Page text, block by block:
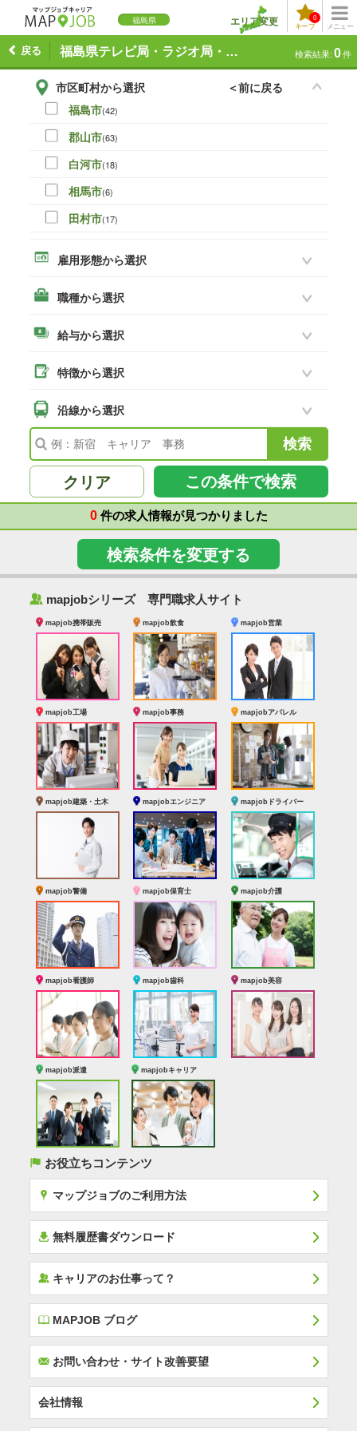
福島県
メニュー
キープ
0
エリア変更
福島県テレビ局・ラジオ局・編集プロダクションの求人一覧
戻る 検索結果: 0件
市区町村から選択
＜前に戻る
福島市(42)
郡山市(63)
白河市(18)
相馬市(6)
田村市(17)
いわき市(45)
須賀川市(28)
二本松市(18)
南相馬市(2)
会津若松市
福島県その他(99)
雇用形態から選択
職種から選択
給与から選択
特徴から選択
沿線から選択
クリア この条件で検索
0件の求人情報が見つかりました
検索条件を変更する
‰ mapjobシリーズ 専門職求人サイト
mapjob携帯販売 mapjob飲食 mapjob営業
mapjob工場 mapjob事務 mapjobアパレル
mapjob建築・土木 mapjobエンジニア mapjobドライバー
mapjob警備 mapjob保育士 mapjob介護
mapjob看護師 mapjob歯科 mapjob美容
mapjob派遣 mapjobキャリア
( お役立ちコンテンツ
x マップジョブのご利用方法
í 無料履歴書ダウンロード
‰キャリアのお仕事って？
EMAPJOB ブログ
Fお問い合わせ・サイト改善要望
会社情報